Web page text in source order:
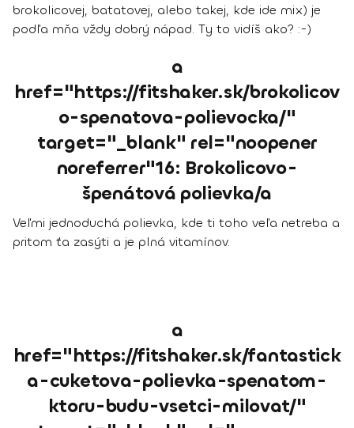
brokolicovej, batatovej, alebo takej, kde ide mix) je
podľa mňa vždy dobrý nápad. Ty to vidíš ako? :-)
a
href="https://fitshaker.sk/brokolicov
o-spenatova-polievocka/"
target="_blank" rel="noopener
noreferrer"16: Brokolicovo-
špenátová polievka/a
Veľmi jednoduchá polievka, kde ti toho veľa netreba a
pritom ťa zasýti a je plná vitamínov.
a
href="https://fitshaker.sk/fantastick
a-cuketova-polievka-spenatom-
ktoru-budu-vsetci-milovat/"